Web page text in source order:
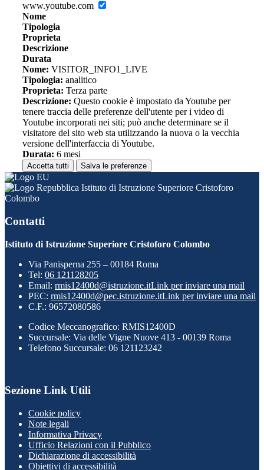
www.youtube.com
Nome
Tipologia
Proprieta
Descrizione
Durata
Nome: VISITOR_INFO1_LIVE
Tipologia: analitico
Proprieta: Terza parte
Descrizione: Questo cookie è impostato da Youtube per
tenere traccia delle preferenze dell'utente per i video di
Youtube incorporati nei siti; può anche determinare se il
visitatore del sito web sta utilizzando la nuova o la vecchia
versione dell'interfaccia di Youtube.
Durata: 6 mesi
Accetta tutti Salva le preferenze
Istituto di Istruzione Superiore Cristoforo
Colombo
Contatti
Istituto di Istruzione Superiore Cristoforo Colombo
Via Panisperna 255 – 00184 Roma
Tel: 06 121128205
Email: rmis12400d@istruzione.itLink per inviare una mail
PEC: rmis12400d@pec.istruzione.itLink per inviare una mail
C.F.: 96572080586
Codice Meccanografico: RMIS12400D
Succursale: Via delle Vigne Nuove 413 - 00139 Roma
Telefono Succursale: 06 121123242
Sezione Link Utili
Cookie policy
Note legali
Informativa Privacy
Ufficio Relazioni con il Pubblico
Dichiarazione di accessibilità
Obiettivi di accessibilità